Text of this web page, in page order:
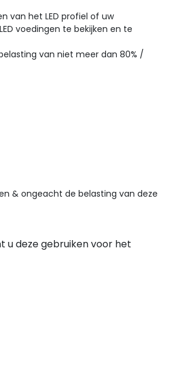
van het LED profiel of uw
voedingen te bekijken en te
van niet meer dan 80% /
& ongeacht de belasting van deze
u deze gebruiken voor het